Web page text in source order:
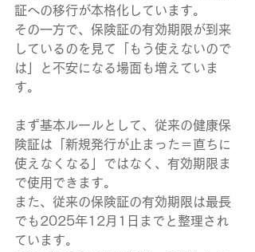
証への移行が本格化しています。
その一方で、保険証の有効期限が到来
しているのを見て「もう使えないので
は」と不安になる場面も増えていま
す。
まず基本ルールとして、従来の健康保
険証は「新規発行が止まった＝直ちに
使えなくなる」ではなく、有効期限ま
で使用できます。
また、従来の保険証の有効期限は最長
でも2025年12月1日までと整理され
ています。